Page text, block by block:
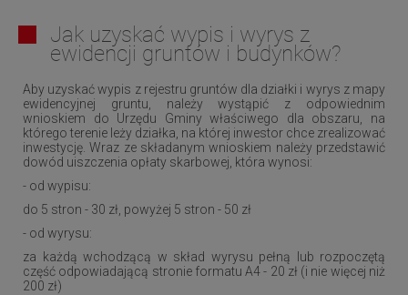
Jak uzyskać wypis i wyrys z
ewidencji gruntów i budynków?
Aby uzyskać wypis z rejestru gruntów dla działki i wyrys z mapy
ewidencyjnej gruntu, należy wystąpić z odpowiednim
wnioskiem do Urzędu Gminy właściwego dla obszaru, na
którego terenie leży działka, na której inwestor chce zrealizować
inwestycję. Wraz ze składanym wnioskiem należy przedstawić
dowód uiszczenia opłaty skarbowej, która wynosi:
- od wypisu:
do 5 stron - 30 zł, powyżej 5 stron - 50 zł
- od wyrysu:
za każdą wchodzącą w skład wyrysu pełną lub rozpoczętą
część odpowiadającą stronie formatu A4 - 20 zł (i nie więcej niż
200 zł)